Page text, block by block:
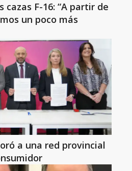
F-16: “A partir de
un poco más
a una red provincial